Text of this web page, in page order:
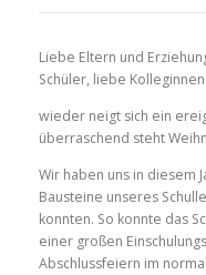
Liebe Eltern und
Schüler, liebe
wieder neigt sich ein
überraschend steht
Wir haben uns in diesem
Bausteine unseres
konnten. So konnte das
einer großen
Abschlussfeiern im